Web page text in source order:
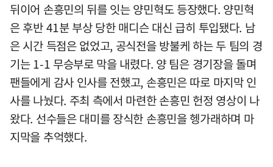
뒤이어 손흥민의 뒤를 잇는 양민혁도 등장했다. 양민혁
은 후반 41분 부상 당한 매디슨 대신 급히 투입됐다. 남
은 시간 득점은 없었고, 공식전을 방불케 하는 두 팀의 경
기는 1-1 무승부로 막을 내렸다. 양 팀은 경기장을 돌며
팬들에게 감사 인사를 전했고, 손흥민은 따로 마지막 인
사를 나눴다. 주최 측에서 마련한 손흥민 헌정 영상이 나
왔다. 선수들은 대미를 장식한 손흥민을 헹가래하며 마
지막을 추억했다.